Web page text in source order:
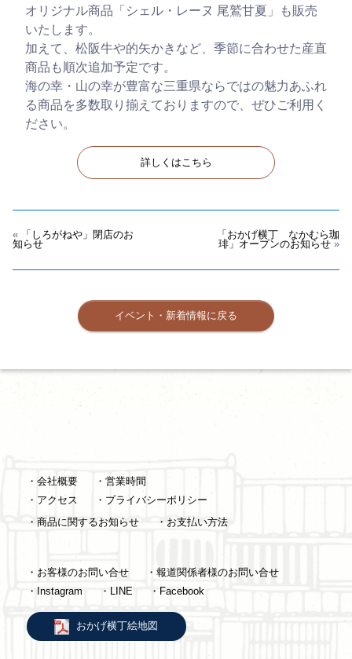
オリジナル商品「シェル・レーヌ 尾鷲甘夏」も販売
いたします。
加えて、松阪牛や的矢かきなど、季節に合わせた産直
商品も順次追加予定です。
海の幸・山の幸が豊富な三重県ならではの魅力あふれ
る商品を多数取り揃えておりますので、ぜひご利用く
ださい。
詳しくはこちら
«
「しろがねや」閉店のお
知らせ
「おかげ横丁 なかむら珈
琲」オープンのお知らせ »
イベント・新着情報に戻る
・会社概要
・営業時間
・アクセス
・プライバシーポリシー
・商品に関するお知らせ
・お支払い方法
・お客様のお問い合せ
・報道関係者様のお問い合せ
・Instagram
・LINE ・Facebook
おかげ横丁絵地図